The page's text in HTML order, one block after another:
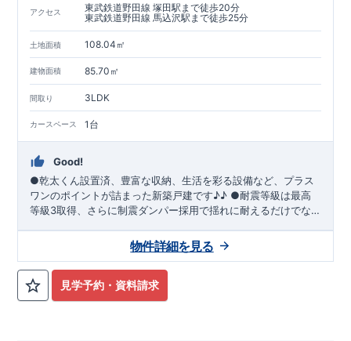
アクセス
東武鉄道野田線 塚田駅まで徒歩20分
東武鉄道野田線 馬込沢駅まで徒歩25分
土地面積 108.04㎡
建物面積 85.70㎡
間取り 3LDK
カースペース 1台
Good!
●乾太くん設置済、豊富な収納、生活を彩る設備など、プラス
ワンのポイントが詰まった新築戸建です♪♪ ●耐震等級は最高
等級3取得、さらに制震ダンパー採用で揺れに耐えるだけでな
す！ ●リビングガス栓設置・スマートサニタリー・WIC・固定
階段ロフト・1Fと2Fに折上天井＆間接照明付・宅配ＢＯＸ等充
実の設備！
見学予約・資料請求
物件詳細を見る